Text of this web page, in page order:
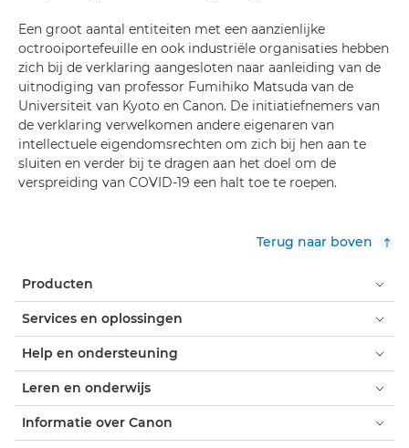
Een groot aantal entiteiten met een aanzienlijke
octrooiportefeuille en ook industriële organisaties hebben
zich bij de verklaring aangesloten naar aanleiding van de
uitnodiging van professor Fumihiko Matsuda van de
Universiteit van Kyoto en Canon. De initiatiefnemers van
de verklaring verwelkomen andere eigenaren van
intellectuele eigendomsrechten om zich bij hen aan te
sluiten en verder bij te dragen aan het doel om de
verspreiding van COVID-19 een halt toe te roepen.
Terug naar boven
Producten
Services en oplossingen
Help en ondersteuning
Leren en onderwijs
Informatie over Canon